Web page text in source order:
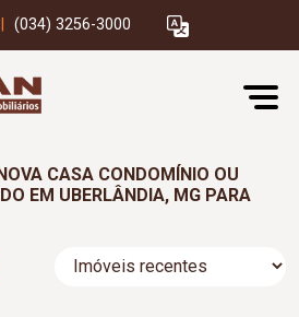
(034) 3256-3000
CASA CONDOMÍNIO OU
EM UBERLÂNDIA, MG PARA